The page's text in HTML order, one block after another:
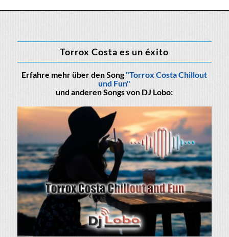
Torrox Costa es un éxito
Erfahre mehr über den Song"Torrox Costa Chillout
und Fun"
und anderen Songs von DJ Lobo: